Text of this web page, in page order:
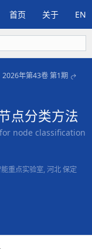
首页 关于 EN
2026年第43卷 第1期
点分类方法
node classification
重点实验室, 河北 保定